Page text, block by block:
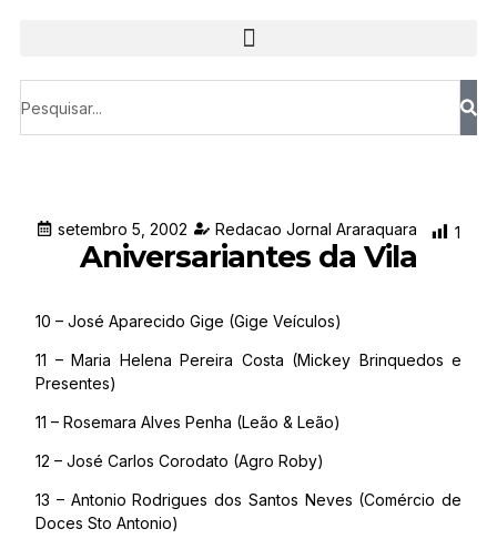
setembro 5, 2002 Redacao Jornal Araraquara 1
Aniversariantes da Vila
10 – José Aparecido Gige (Gige Veículos)
11 – Maria Helena Pereira Costa (Mickey Brinquedos e
Presentes)
11 – Rosemara Alves Penha (Leão & Leão)
12 – José Carlos Corodato (Agro Roby)
13 – Antonio Rodrigues dos Santos Neves (Comércio de
Doces Sto Antonio)